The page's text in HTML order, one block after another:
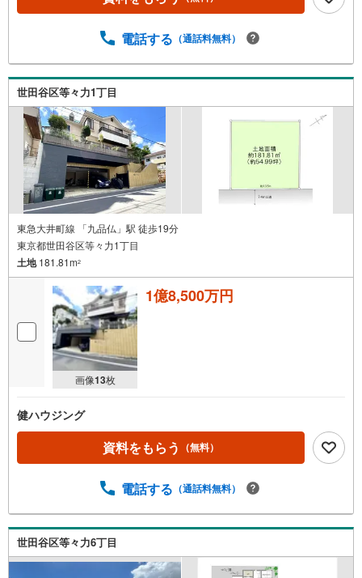
保
る
電話する （通話料無料）
世田谷区等々力1丁目
東急大井町線 「九品仏」駅 徒歩19分
東京都世田谷区等々力1丁目
土地181.81m2
画像13枚
1億8,500万円
健ハウジング
資料をもらう （無料）
電話する （通話料無料）
世田谷区等々力6丁目